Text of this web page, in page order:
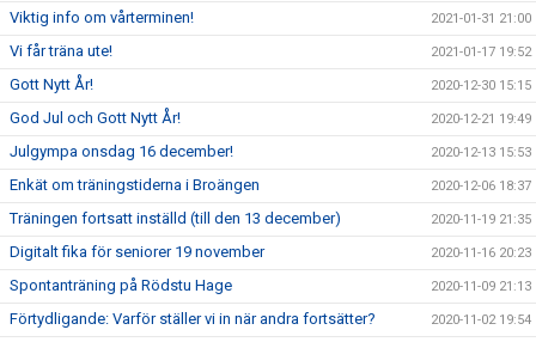
Viktig info om vårterminen! 2021-01-31 21:00
Vi får träna ute! 2021-01-17 19:52
Gott Nytt År! 2020-12-30 15:15
God Jul och Gott Nytt År! 2020-12-21 19:49
Julgympa onsdag 16 december! 2020-12-13 15:53
Enkät om träningstiderna i Broängen 2020-12-06 18:37
Träningen fortsatt inställd (till den 13 december) 2020-11-19 21:35
Digitalt fika för seniorer 19 november 2020-11-16 20:23
Spontanträning på Rödstu Hage 2020-11-09 21:13
Förtydligande: Varför ställer vi in när andra fortsätter? 2020-11-02 19:54